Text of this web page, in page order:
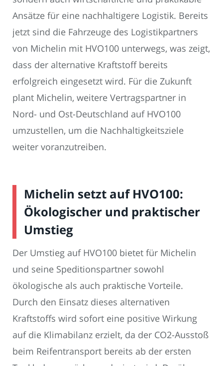
Ansätze für eine nachhaltigere Logistik. Bereits
jetzt sind die Fahrzeuge des Logistikpartners
von Michelin mit HVO100 unterwegs, was zeigt,
dass der alternative Kraftstoff bereits
erfolgreich eingesetzt wird. Für die Zukunft
plant Michelin, weitere Vertragspartner in
Nord- und Ost-Deutschland auf HVO100
umzustellen, um die Nachhaltigkeitsziele
weiter voranzutreiben.
Michelin setzt auf HVO100:
Ökologischer und praktischer
Umstieg
Der Umstieg auf HVO100 bietet für Michelin
und seine Speditionspartner sowohl
ökologische als auch praktische Vorteile.
Durch den Einsatz dieses alternativen
Kraftstoffs wird sofort eine positive Wirkung
auf die Klimabilanz erzielt, da der CO2-Ausstoß
beim Reifentransport bereits ab der ersten